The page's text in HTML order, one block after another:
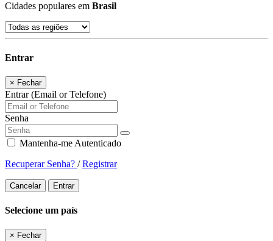
Cidades populares em Brasil
Entrar
× Fechar
Entrar (Email or Telefone)
Senha
Mantenha-me Autenticado
Recuperar Senha? /Registrar
Cancelar Entrar
Selecione um país
× Fechar